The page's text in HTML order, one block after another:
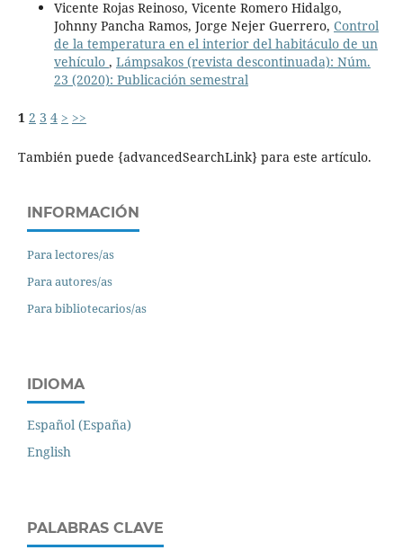
Vicente Rojas Reinoso, Vicente Romero Hidalgo,
Johnny Pancha Ramos, Jorge Nejer Guerrero, Control
de la temperatura en el interior del habitáculo de un
vehículo , Lámpsakos (revista descontinuada): Núm.
23 (2020): Publicación semestral
1 2 3 4 > >>
También puede {advancedSearchLink} para este artículo.
INFORMACIÓN
Para lectores/as
Para autores/as
Para bibliotecarios/as
IDIOMA
Español (España)
English
PALABRAS CLAVE